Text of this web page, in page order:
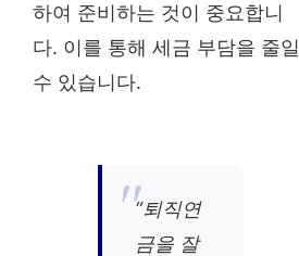
하여 준비하는 것이 중요합니
다. 이를 통해 세금 부담을 줄일
수 있습니다.
“퇴직연
금을 잘